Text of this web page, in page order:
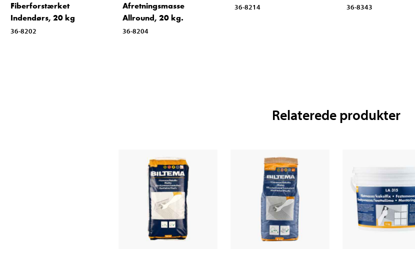
Fiberforstærket
Indendørs, 20 kg
36-8202
Afretningsmasse
Allround, 20 kg.
36-8204
36-8214 36-8343
Relaterede produkter